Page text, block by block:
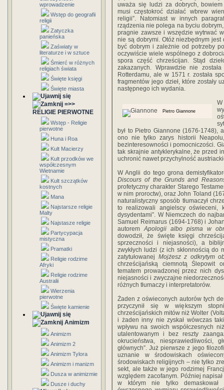
wprowadzenie
Wstęp do geografii
religii
Zatyczka
panieńska
Zaświaty w
literaturze i w sztuce
Śmierć w różnych
religiach świata
Święte księgi
Święte miasta
=>>
RELIGIE PIERWOTNE
Wstęp - Religie
pierwotne
Huna i Roa
Kult Macierzy
Kult przodków we
współczesnym
Wietnamie
Kult szczątków
kostnych
Mana
Najstarsze religie
Malty
Najstasze religie
Partycypacja
mistyczna
Pramatki
Religie rodzime
Afryki
Religie rodzime
Australii
Wierzenia
pierwotne
Święte kamienie
Animizm
Animizm
Animizm 2
Animizm Tylora
Animizm i manizm
Dusza w animizmie
Dusze i duchy
uważa się ludzi za dobrych,
musi częstokroć działać wbrew
religii”. Natomiast w innych
rządzenia nie polega na byciu
pragnie zawsze i wszędzie wytrwać
nie są dobrymi. Otóż niezbędnym
być dobrym i zależnie od potrzeby
oczywiście wiele wspólnego z
spora część chrześcijan. Stąd
zakazanych. Wprawdzie nie
Rotterdamu, ale w 1571 r. została
fragmentów jego dzieł, które zostały
następnego ich wydania.
Pietro Giannone
był to Pietro Giannone (1676-1748),
ono nie tylko zarys historii
bezinteresowności i pomocniczości.
tak skrajnie antyklerykalne, że przed
uchronić nawet przychylność
W Anglii do tego grona
Discours of the Grunds and
profetyczny charakter Starego
w nim proroctw), oraz John Toland
naturalistyczny sposób tłumaczył
to realizowali angielscy oświeceni,
dysydentami”. W Niemczech do
Samuel Reimarus (1694-1768) i
autoremApologii albo pisma w
dowodził, że święte księgi
sprzeczności i niejasności), a
zwykłych ludzi (z ich skłonnością do
zatytułowanej Mojżesz z odkrytym
chrześcijańską ciemnotą Ślepowit
tematem prowadzonej przez nich
niejasności i zwyczajne
różnych tłumaczy i interpretatorów.
Żaden z oświeconych autorów tych
przyczynił się w większym
chrześcijańskich mitów niż Wolter
i żaden inny nie zyskał wówczas
wpływu na swoich współczesnych
utalentowanym i bez reszty
okrucieństwa, niesprawiedliwości,
głównych”. Już pierwsze z jego
uznanie w środowiskach
środowiskach religijnych – nie tylko
sekt, ale także w jego rodzimej
względem zacofanym. Później
w którym nie tylko demaskował